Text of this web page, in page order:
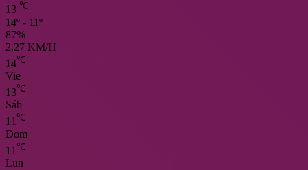
13 ℃
14º - 11º
87%
2.27 KM/H
14℃
Vie
13℃
Sáb
11℃
Dom
11 ℃
Lun